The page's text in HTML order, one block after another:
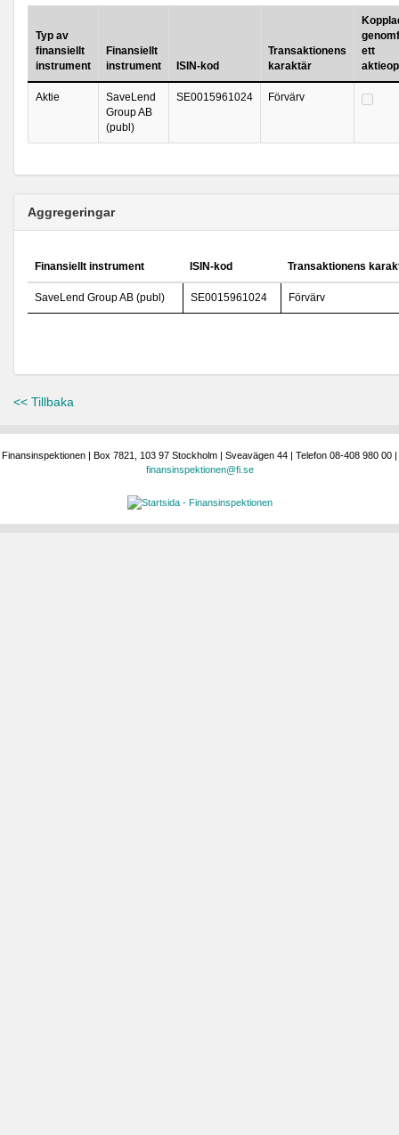
Typ av
finansiellt
instrument
Finansiellt
instrument
ISIN-kod
Transaktionens
karaktär
ett
Aktie
SaveLend
Group AB
(publ)
SE0015961024 Förvärv
Aggregeringar
Finansiellt instrument ISIN-kod Transaktionens
SaveLend Group AB (publ) SE0015961024 Förvärv
<< Tillbaka
Finansinspektionen | Box 7821, 103 97 Stockholm | Sveavägen 44 | Telefon 08-408 980 00 |
finansinspektionen@fi.se